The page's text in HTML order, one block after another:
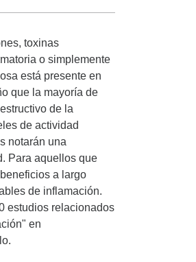
toxinas
o simplemente
está presente en
que la mayoría de
de la
de actividad
notarán una
Para aquellos que
a largo
de inflamación.
estudios relacionados
en